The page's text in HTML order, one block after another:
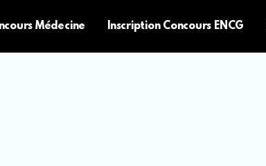
Médecine Inscription Concours ENCG